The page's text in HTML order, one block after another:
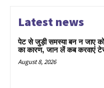
Latest news
पेट से जुड़ी समस्या बन न जाए
का कारण, जान लें कब करवाएं
August 8, 2026